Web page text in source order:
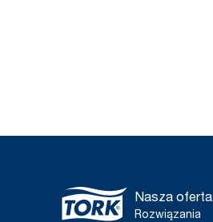
Nasza oferta
Rozwiązania